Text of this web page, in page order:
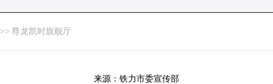
>> 尊龙凯时旗舰厅
来源：铁力市委宣传部